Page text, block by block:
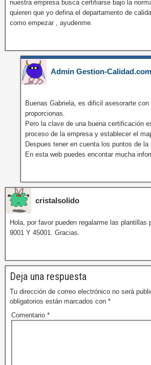
nuestra empresa busca certifiarse bajo la
quieren que yo defina el departamento de
como empezar , ayudenme.
Admin Gestion-Calidad.com
Buenas Gabriela, es dificil asesorarte
proporcionas.
Pero la clave de una buena certificación
proceso de la empresa y establecer el
Despues tener en cuenta los puntos de la
En esta web puedes encontar mucha
cristalsolido
Hola, por favor pueden regalarme las plantillas
9001 Y 45001. Gracias.
Deja una respuesta
Tu dirección de correo electrónico no será
obligatorios están marcados con *
Comentario *